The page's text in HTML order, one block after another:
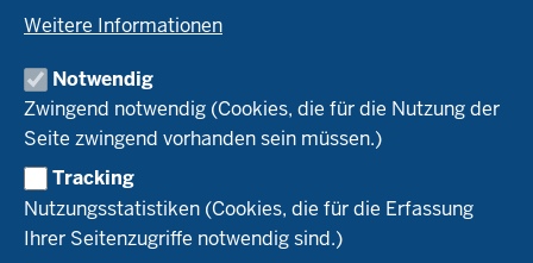
Weitere Informationen
Notwendig
Zwingend notwendig (Cookies, die für die Nutzung der
Seite zwingend vorhanden sein müssen.)
Tracking
Nutzungsstatistiken (Cookies, die für die Erfassung
Ihrer Seitenzugriffe notwendig sind.)
Umstellung
Recht
Bioland
Naturland
Leitbetriebe Ökologischer Landbau
Versuchsbetriebe
WRRL-Modellbetriebe
Kontakte Versuchswesen
Aktuelles
Arbeitsschwerpunkte
Material & Kontakt
Ökoschule in Kleve
Ausbildungsbetriebe
Berufsausbildung
Forschung
Projekte Ökoteam
Forschungsergebnisse
Service
Kontakt